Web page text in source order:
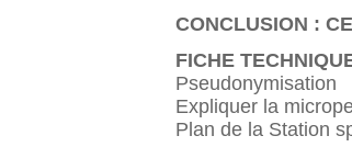
CONCLUSION :
FICHE
Pseudonymisation
Expliquer la
Plan de la Station